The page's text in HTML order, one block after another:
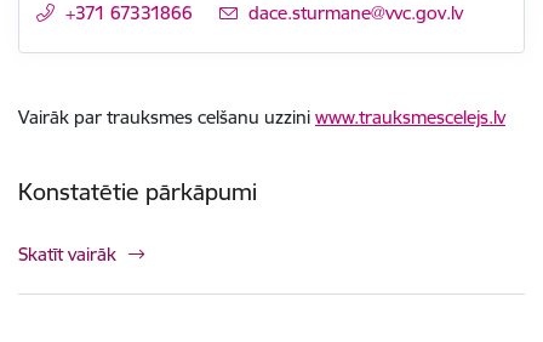
+371 67331866
E-pasts:
dace.sturmane@vvc.gov.lv
Vairāk par trauksmes celšanu uzzini www.trauksmescelejs.lv
Konstatētie pārkāpumi
Skatīt vairāk